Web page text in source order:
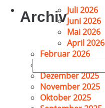
Suchen
nach:
ArchivJuli 2026
Juni 2026
Mai 2026
April 2026
Februar 2026
Dezember 2025
November 2025
Oktober 2025